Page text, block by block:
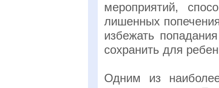
мероприятий,
лишенных
избежать
сохранить для
Одним из